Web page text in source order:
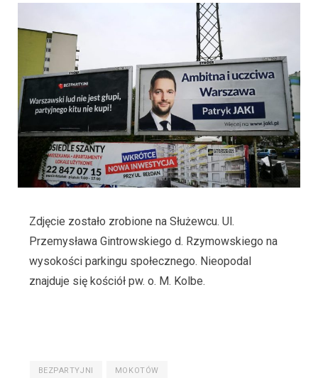
Zdjęcie zostało zrobione na Służewcu. Ul.
Przemysława Gintrowskiego d. Rzymowskiego na
wysokości parkingu społecznego. Nieopodal
znajduje się kościół pw. o. M. Kolbe.
BEZPARTYJNI MOKOTÓW